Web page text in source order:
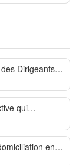
Dirigeants
qui
en